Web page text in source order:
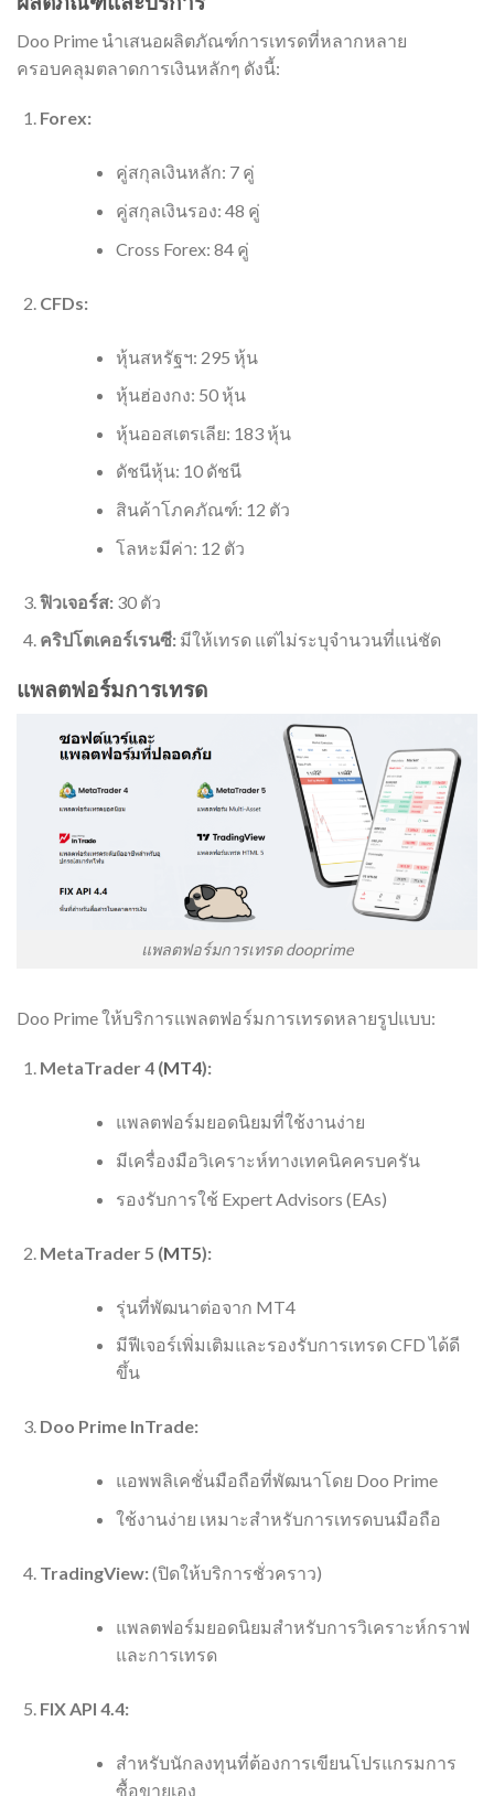
Doo Prime นำเสนอผลิตภัณฑ์การเทรดที่หลากหลาย
ครอบคลุมตลาดการเงินหลักๆ ดังนี้:
Forex:
คู่สกุลเงินหลัก: 7 คู่
คู่สกุลเงินรอง: 48 คู่
Cross Forex: 84 คู่
CFDs:
หุ้นสหรัฐฯ: 295 หุ้น
หุ้นฮ่องกง: 50 หุ้น
หุ้นออสเตรเลีย: 183 หุ้น
ดัชนีหุ้น: 10 ดัชนี
สินค้าโภคภัณฑ์: 12 ตัว
โลหะมีค่า: 12 ตัว
ฟิวเจอร์ส:30 ตัว
คริปโตเคอร์เรนซี:มีให้เทรด แต่ไม่ระบุจำนวนที่แน่ชัด
แพลตฟอร์มการเทรด
แพลตฟอร์มการเทรด dooprime
Doo Prime ให้บริการแพลตฟอร์มการเทรดหลายรูปแบบ:
MetaTrader 4 (MT4):
แพลตฟอร์มยอดนิยมที่ใช้งานง่าย
มีเครื่องมือวิเคราะห์ทางเทคนิคครบครัน
รองรับการใช้ Expert Advisors (EAs)
MetaTrader 5 (MT5):
รุ่นที่พัฒนาต่อจาก MT4
มีฟีเจอร์เพิ่มเติมและรองรับการเทรด CFD ได้ดี
ขึ้น
Doo Prime InTrade:
แอพพลิเคชั่นมือถือที่พัฒนาโดย Doo Prime
ใช้งานง่าย เหมาะสำหรับการเทรดบนมือถือ
TradingView:(ปิดให้บริการชั่วคราว)
แพลตฟอร์มยอดนิยมสำหรับการวิเคราะห์กราฟ
และการเทรด
FIX API 4.4:
สำหรับนักลงทุนที่ต้องการเขียนโปรแกรมการ
ซื้อขายเอง